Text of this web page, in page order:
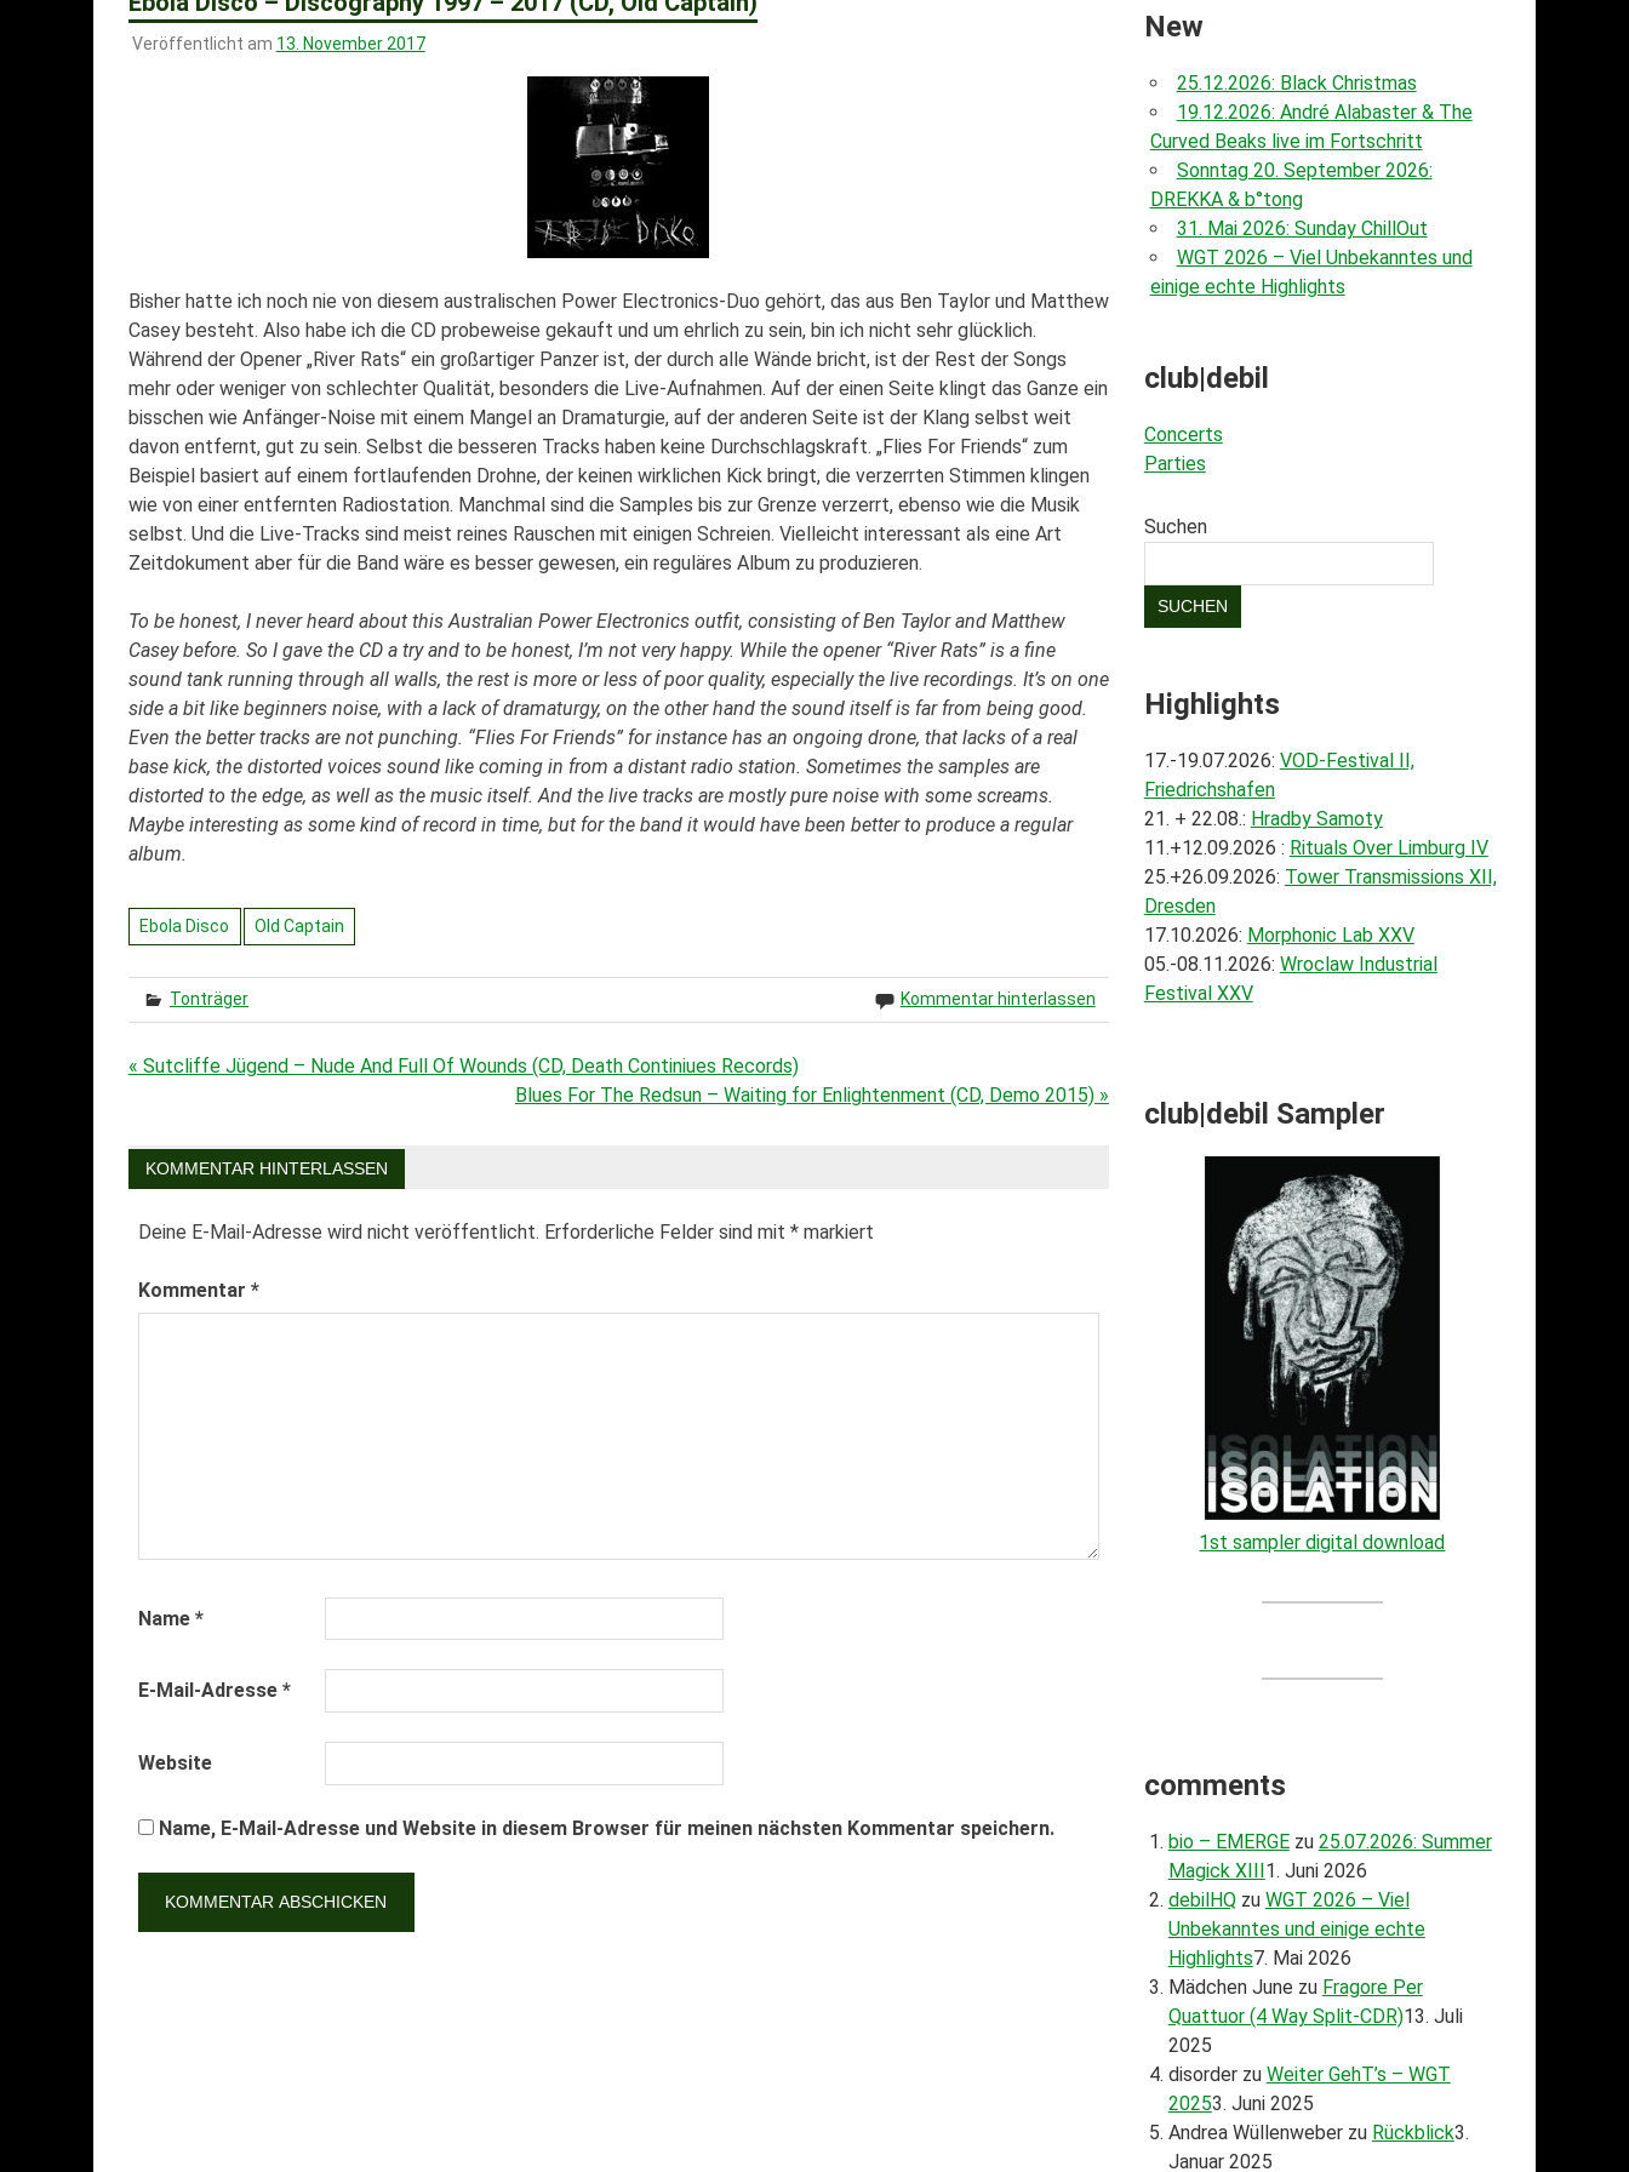
Veröffentlicht am 13. November 2017
Bisher hatte ich noch nie von diesem australischen Power Electronics-Duo gehört, das aus Ben Taylor und Matthew
Casey besteht. Also habe ich die CD probeweise gekauft und um ehrlich zu sein, bin ich nicht sehr glücklich.
Während der Opener „River Rats“ ein großartiger Panzer ist, der durch alle Wände bricht, ist der Rest der Songs
mehr oder weniger von schlechter Qualität, besonders die Live-Aufnahmen. Auf der einen Seite klingt das Ganze ein
bisschen wie Anfänger-Noise mit einem Mangel an Dramaturgie, auf der anderen Seite ist der Klang selbst weit
davon entfernt, gut zu sein. Selbst die besseren Tracks haben keine Durchschlagskraft. „Flies For Friends“ zum
Beispiel basiert auf einem fortlaufenden Drohne, der keinen wirklichen Kick bringt, die verzerrten Stimmen klingen
wie von einer entfernten Radiostation. Manchmal sind die Samples bis zur Grenze verzerrt, ebenso wie die Musik
selbst. Und die Live-Tracks sind meist reines Rauschen mit einigen Schreien. Vielleicht interessant als eine Art
Zeitdokument aber für die Band wäre es besser gewesen, ein reguläres Album zu produzieren.
To be honest, I never heard about this Australian Power Electronics outfit, consisting of Ben Taylor and Matthew
Casey before. So I gave the CD a try and to be honest, I’m not very happy. While the opener “River Rats” is a fine
sound tank running through all walls, the rest is more or less of poor quality, especially the live recordings. It’s on one
side a bit like beginners noise, with a lack of dramaturgy, on the other hand the sound itself is far from being good.
Even the better tracks are not punching. “Flies For Friends” for instance has an ongoing drone, that lacks of a real
base kick, the distorted voices sound like coming in from a distant radio station. Sometimes the samples are
distorted to the edge, as well as the music itself. And the live tracks are mostly pure noise with some screams.
Maybe interesting as some kind of record in time, but for the band it would have been better to produce a regular
album.
Ebola Disco Old Captain
Tonträger Kommentar hinterlassen
« Sutcliffe Jügend – Nude And Full Of Wounds (CD, Death Continiues Records)
Blues For The Redsun – Waiting for Enlightenment (CD, Demo 2015) »
KOMMENTAR HINTERLASSEN
Deine E-Mail-Adresse wird nicht veröffentlicht. Erforderliche Felder sind mit *markiert
Kommentar *
Name *
E-Mail-Adresse *
Website
Name, E-Mail-Adresse und Website in diesem Browser für meinen nächsten Kommentar speichern.
New
25.12.2026: Black Christmas
19.12.2026: André Alabaster & The
Curved Beaks live im Fortschritt
Sonntag 20. September 2026:
DREKKA & b°tong
31. Mai 2026: Sunday ChillOut
WGT 2026 – Viel Unbekanntes und
einige echte Highlights
club|debil
Concerts
Parties
Suchen
SUCHEN
Highlights
17.-19.07.2026: VOD-Festival II,
Friedrichshafen
21. + 22.08.: Hradby Samoty
11.+12.09.2026 : Rituals Over Limburg IV
25.+26.09.2026: Tower Transmissions XII,
Dresden
17.10.2026: Morphonic Lab XXV
05.-08.11.2026: Wroclaw Industrial
Festival XXV
club|debil Sampler
1st sampler digital download
comments
bio – EMERGEzu 25.07.2026: Summer
Magick XIII1. Juni 2026
debilHQzu WGT 2026 – Viel
Unbekanntes und einige echte
Highlights7. Mai 2026
Mädchen June zu Fragore Per
Quattuor (4 Way Split-CDR)13. Juli
2025
disorderzu Weiter GehT’s – WGT
20253. Juni 2025
Andrea Wüllenweberzu Rückblick3.
Januar 2025